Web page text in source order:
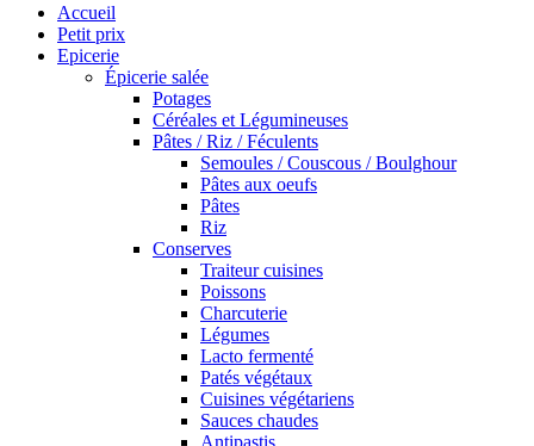
Accueil
Petit prix
Epicerie
Épicerie salée
Potages
Céréales et Légumineuses
Pâtes / Riz / Féculents
Semoules / Couscous / Boulghour
Pâtes aux oeufs
Pâtes
Riz
Conserves
Traiteur cuisines
Poissons
Charcuterie
Légumes
Lacto fermenté
Patés végétaux
Cuisines végétariens
Sauces chaudes
Antipastis